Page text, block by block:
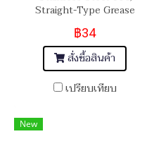
Straight-Type Grease
฿34
สั่งซื้อสินค้า
เปรียบเทียบ
New